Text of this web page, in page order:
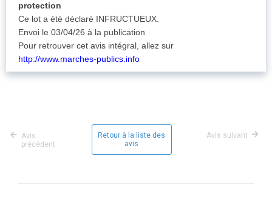
protection
Ce lot a été déclaré INFRUCTUEUX.
Envoi le 03/04/26 à la publication
Pour retrouver cet avis intégral, allez sur
http://www.marches-publics.info
Avis
précédent
Retour à la liste des
avis
Avis suivant